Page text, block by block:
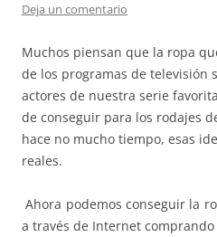
Deja un comentario
Muchos piensan que la ropa
de los programas de televisión
actores de nuestra serie
de conseguir para los rodajes
hace no mucho tiempo, esas
reales.
Ahora podemos conseguir la
a través de Internet comprando